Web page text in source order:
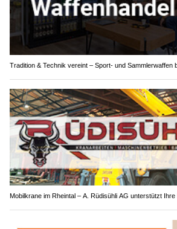
Tradition & Technik vereint – Sport- und Sammlerwaffen
Mobilkrane im Rheintal – A. Rüdisühli AG unterstützt Ihre